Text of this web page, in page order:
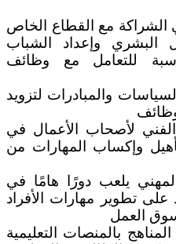
الشراكة مع القطاع الخاص
البشري وإعداد الشباب
للتعامل مع وظائف
والمبادرات لتزويد
لأصحاب الأعمال في
وإكساب المهارات من
يلعب دورًا هامًا في
تطوير مهارات الأفراد
العمل
بالمنصات التعليمية